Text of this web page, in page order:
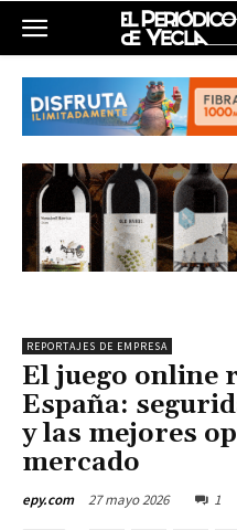
REPORTAJES DE EMPRESA
El juego online
España:
y las mejores
mercado
epy.com 27 mayo 2026 1